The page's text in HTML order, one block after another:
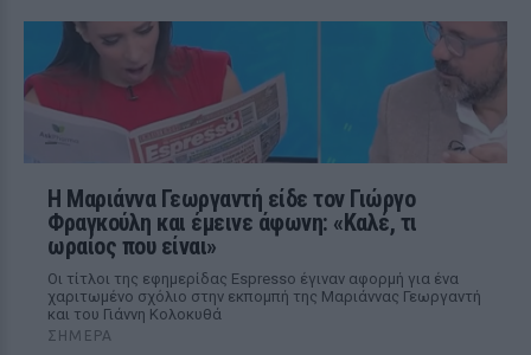
Η Μαριάννα Γεωργαντή είδε τον Γιώργο
Φραγκούλη και έμεινε άφωνη: «Καλέ, τι
ωραίος που είναι»
Οι τίτλοι της εφημερίδας Espresso έγιναν αφορμή για ένα
χαριτωμένο σχόλιο στην εκπομπή της Μαριάννας Γεωργαντή
και του Γιάννη Κολοκυθά
ΣΉΜΕΡΑ